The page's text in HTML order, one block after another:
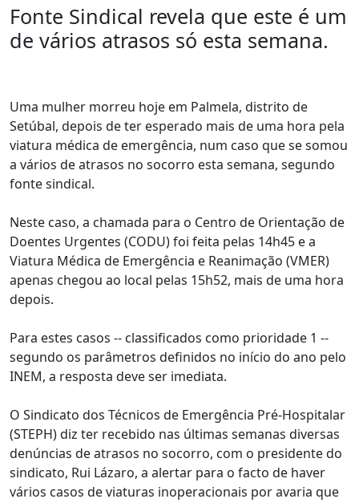
Fonte Sindical revela que este é um
de vários atrasos só esta semana.
Uma mulher morreu hoje em Palmela, distrito de
Setúbal, depois de ter esperado mais de uma hora pela
viatura médica de emergência, num caso que se somou
a vários de atrasos no socorro esta semana, segundo
fonte sindical.
Neste caso, a chamada para o Centro de Orientação de
Doentes Urgentes (CODU) foi feita pelas 14h45 e a
Viatura Médica de Emergência e Reanimação (VMER)
apenas chegou ao local pelas 15h52, mais de uma hora
depois.
Para estes casos -- classificados como prioridade 1 --
segundo os parâmetros definidos no início do ano pelo
INEM, a resposta deve ser imediata.
O Sindicato dos Técnicos de Emergência Pré-Hospitalar
(STEPH) diz ter recebido nas últimas semanas diversas
denúncias de atrasos no socorro, com o presidente do
sindicato, Rui Lázaro, a alertar para o facto de haver
vários casos de viaturas inoperacionais por avaria que